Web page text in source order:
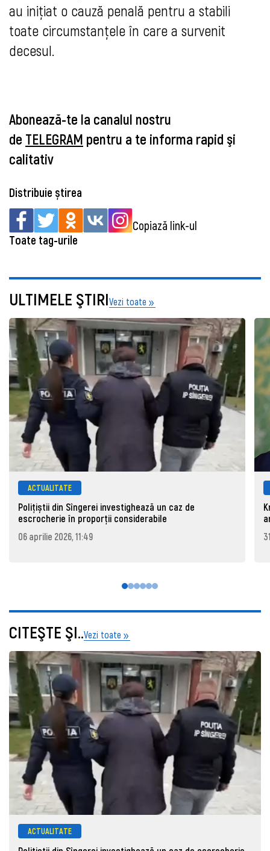
au inițiat o cauză penală pentru a stabili
toate circumstanțele în care a survenit
decesul.
Abonează-te la canalul nostru
de TELEGRAM pentru a te informa rapid şi
calitativ
Distribuie știrea
Copiază link-ul
Toate tag-urile
ULTIMELE ŞTIRIVezi toate
ACTUALITATE
Polițiștii din Sîngerei investighează un caz de
escrocherie în proporții considerabile
06 aprilie 2026, 11:49
CITEŞTE ŞI..Vezi toate
ACTUALITATE